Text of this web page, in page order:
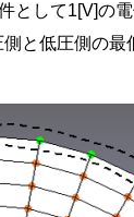
として1[V]の
と低圧側の最